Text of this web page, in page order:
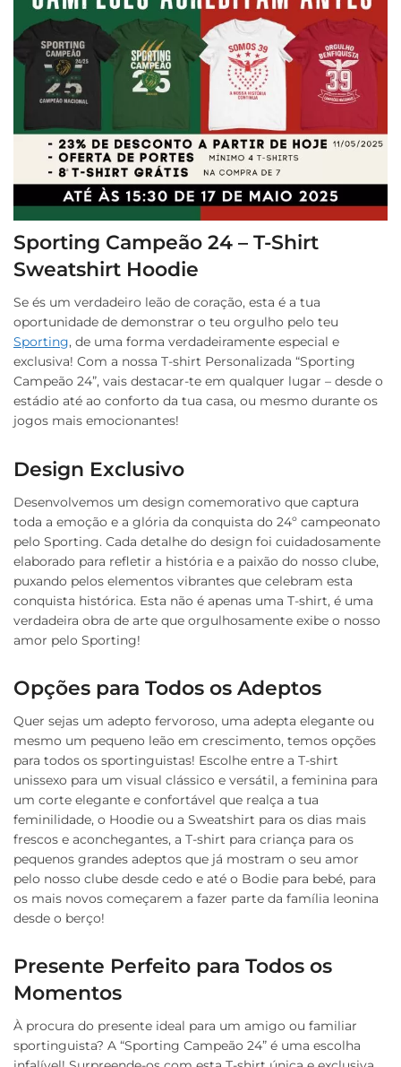
Sporting Campeão 24 – T-Shirt
Sweatshirt Hoodie
Se és um verdadeiro leão de coração, esta é a tua
oportunidade de demonstrar o teu orgulho pelo teu
Sporting, de uma forma verdadeiramente especial e
exclusiva! Com a nossa T-shirt Personalizada “Sporting
Campeão 24”, vais destacar-te em qualquer lugar – desde o
estádio até ao conforto da tua casa, ou mesmo durante os
jogos mais emocionantes!
Design Exclusivo
Desenvolvemos um design comemorativo que captura
toda a emoção e a glória da conquista do 24º campeonato
pelo Sporting. Cada detalhe do design foi cuidadosamente
elaborado para refletir a história e a paixão do nosso clube,
puxando pelos elementos vibrantes que celebram esta
conquista histórica. Esta não é apenas uma T-shirt, é uma
verdadeira obra de arte que orgulhosamente exibe o nosso
amor pelo Sporting!
Opções para Todos os Adeptos
Quer sejas um adepto fervoroso, uma adepta elegante ou
mesmo um pequeno leão em crescimento, temos opções
para todos os sportinguistas! Escolhe entre a T-shirt
unissexo para um visual clássico e versátil, a feminina para
um corte elegante e confortável que realça a tua
feminilidade, o Hoodie ou a Sweatshirt para os dias mais
frescos e aconchegantes, a T-shirt para criança para os
pequenos grandes adeptos que já mostram o seu amor
pelo nosso clube desde cedo e até o Bodie para bebé, para
os mais novos começarem a fazer parte da família leonina
desde o berço!
Presente Perfeito para Todos os
Momentos
À procura do presente ideal para um amigo ou familiar
sportinguista? A “Sporting Campeão 24” é uma escolha